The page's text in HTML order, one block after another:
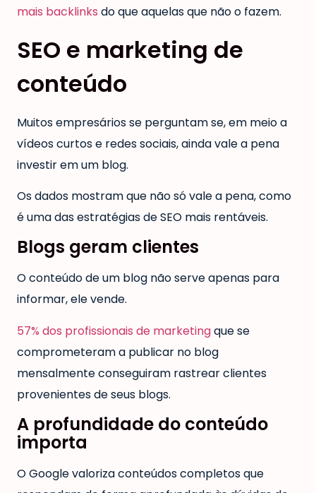
mais backlinks do que aquelas que não o fazem.
SEO e marketing de
conteúdo
Muitos empresários se perguntam se, em meio a
vídeos curtos e redes sociais, ainda vale a pena
investir em um blog.
Os dados mostram que não só vale a pena, como
é uma das estratégias de SEO mais rentáveis.
Blogs geram clientes
O conteúdo de um blog não serve apenas para
informar, ele vende.
57% dos profissionais de marketingque se
comprometeram a publicar no blog
mensalmente conseguiram rastrear clientes
provenientes de seus blogs.
A profundidade do conteúdo
importa
O Google valoriza conteúdos completos que